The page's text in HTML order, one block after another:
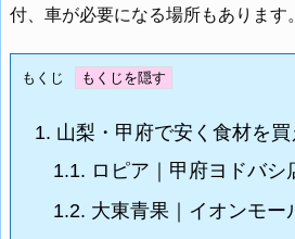
付、車が必要になる場所もあります。
もくじ
1. 山梨・甲府で安く食材を
1.1. ロピア｜甲府ヨドバシ
1.2. 大東青果｜イオンモー